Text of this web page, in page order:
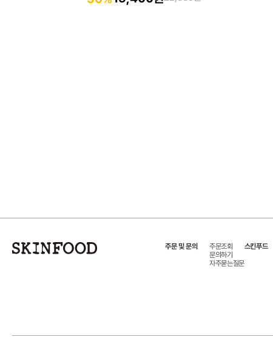
주문 및 문의
주문조회
문의하기
자주묻는질문
스킨푸드